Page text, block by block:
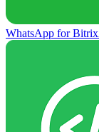
WhatsApp for